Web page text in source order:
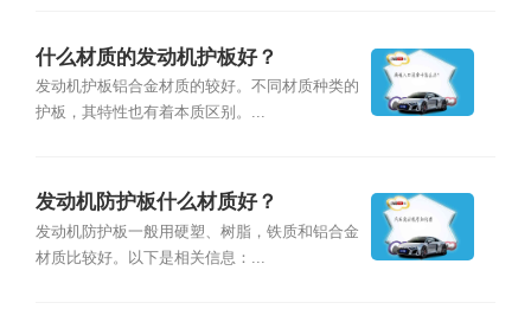
什么材质的发动机护板好？
发动机护板铝合金材质的较好。不同材质种类的
护板，其特性也有着本质区别。...
发动机防护板什么材质好？
发动机防护板一般用硬塑、树脂，铁质和铝合金
材质比较好。以下是相关信息：...